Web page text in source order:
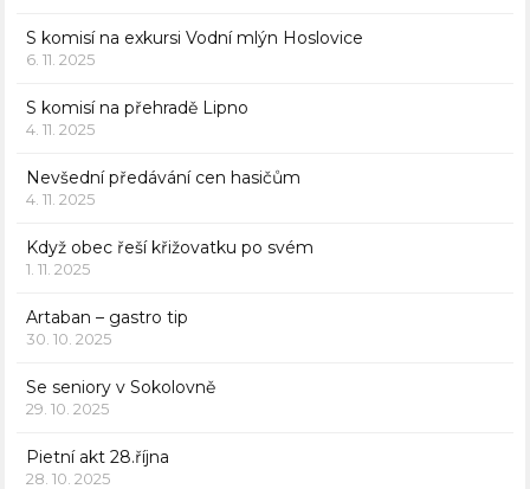
S komisí na exkursi Vodní mlýn Hoslovice
6. 11. 2025
S komisí na přehradě Lipno
4. 11. 2025
Nevšední předávání cen hasičům
4. 11. 2025
Když obec řeší křižovatku po svém
1. 11. 2025
Artaban – gastro tip
30. 10. 2025
Se seniory v Sokolovně
29. 10. 2025
Pietní akt 28.října
28. 10. 2025